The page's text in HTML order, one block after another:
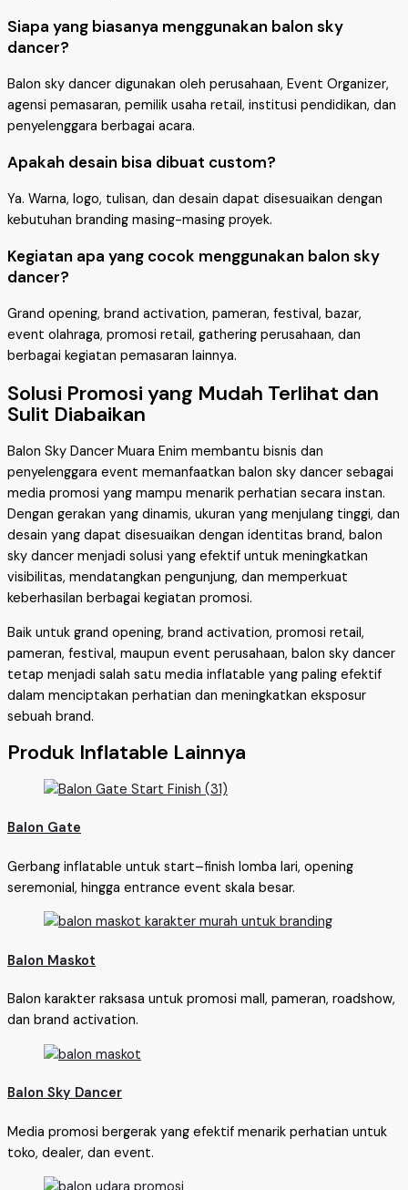
Siapa yang biasanya menggunakan balon sky
dancer?
Balon sky dancer digunakan oleh perusahaan, Event Organizer,
agensi pemasaran, pemilik usaha retail, institusi pendidikan, dan
penyelenggara berbagai acara.
Apakah desain bisa dibuat custom?
Ya. Warna, logo, tulisan, dan desain dapat disesuaikan dengan
kebutuhan branding masing-masing proyek.
Kegiatan apa yang cocok menggunakan balon sky
dancer?
Grand opening, brand activation, pameran, festival, bazar,
event olahraga, promosi retail, gathering perusahaan, dan
berbagai kegiatan pemasaran lainnya.
Solusi Promosi yang Mudah Terlihat dan
Sulit Diabaikan
Balon Sky Dancer Muara Enim membantu bisnis dan
penyelenggara event memanfaatkan balon sky dancer sebagai
media promosi yang mampu menarik perhatian secara instan.
Dengan gerakan yang dinamis, ukuran yang menjulang tinggi, dan
desain yang dapat disesuaikan dengan identitas brand, balon
sky dancer menjadi solusi yang efektif untuk meningkatkan
visibilitas, mendatangkan pengunjung, dan memperkuat
keberhasilan berbagai kegiatan promosi.
Baik untuk grand opening, brand activation, promosi retail,
pameran, festival, maupun event perusahaan, balon sky dancer
tetap menjadi salah satu media inflatable yang paling efektif
dalam menciptakan perhatian dan meningkatkan eksposur
sebuah brand.
Produk Inflatable Lainnya
Balon Gate
Gerbang inflatable untuk start–finish lomba lari, opening
seremonial, hingga entrance event skala besar.
Balon Maskot
Balon karakter raksasa untuk promosi mall, pameran, roadshow,
dan brand activation.
Balon Sky Dancer
Media promosi bergerak yang efektif menarik perhatian untuk
toko, dealer, dan event.